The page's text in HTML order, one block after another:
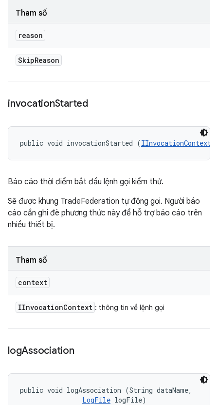
Tham số
reason
SkipReason
invocationStarted
public void invocationStarted (IInvocationContext
Báo cáo thời điểm bắt đầu lệnh gọi kiểm thử.
Sẽ được khung TradeFederation tự động gọi. Người báo
cáo cần ghi đè phương thức này để hỗ trợ báo cáo trên
nhiều thiết bị.
Tham số
context
IInvocationContext : thông tin về lệnh gọi
logAssociation
public void logAssociation (String dataName,
LogFile logFile)